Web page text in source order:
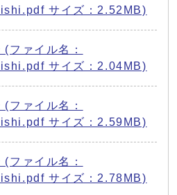
サイズ：2.52MB)
ファイル名：
サイズ：2.04MB)
ファイル名：
サイズ：2.59MB)
ファイル名：
サイズ：2.78MB)